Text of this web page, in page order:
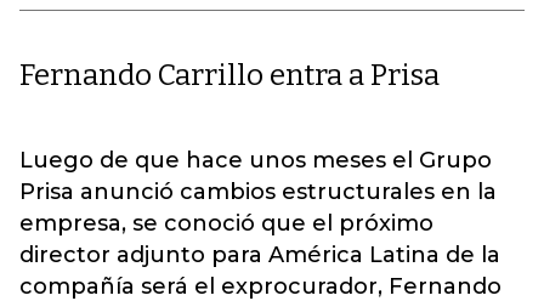
Fernando Carrillo entra a Prisa
Luego de que hace unos meses el Grupo
Prisa anunció cambios estructurales en la
empresa, se conoció que el próximo
director adjunto para América Latina de la
compañía será el exprocurador, Fernando